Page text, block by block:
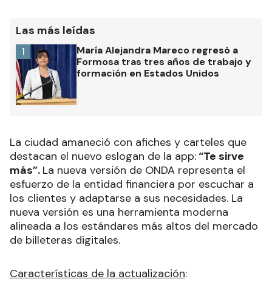
Las más leídas
María Alejandra Mareco regresó a
Formosa tras tres años de trabajo y
formación en Estados Unidos
1
La ciudad amaneció con afiches y carteles que
destacan el nuevo eslogan de la app:“Te sirve
más”. La nueva versión de ONDA representa el
esfuerzo de la entidad financiera por escuchar a
los clientes y adaptarse a sus necesidades. La
nueva versión es una herramienta moderna
alineada a los estándares más altos del mercado
de billeteras digitales.
Características de la actualización: